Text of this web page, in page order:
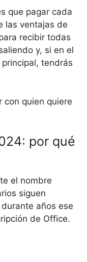
que pagar cada
las ventajas de
recibir todas
y, si en el
tendrás
con quien quiere
por qué
el nombre
siguen
años ese
de Office.